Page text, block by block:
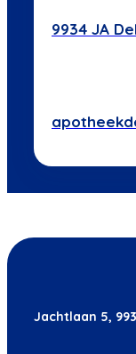
9934 JA
Jachtlaan 5,